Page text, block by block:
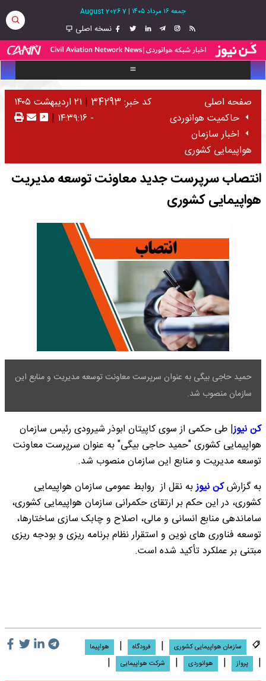
جمعه ۱۶ مرداد ۱۴۰۵ |
7 August 2026
نسخه اصلی
صفحه اصلی
حاکمیت هوانوردی
اخبار سازمان
هواپیمایی کشوری
کد خبر: 34293 |
۲۱ اردیبهشت ۱۴۰۵
- ۱۴:۳۹:۱۶
|
انتصاب سرپرست جدید معاونت توسعه مدیریت
هواپیمایی کشوری
حمید حاجی‌ بیگی به عنوان سرپرست معاونت توسعه مدیریت و منابع این
سازمان منصوب شد.
کن نیوز| طی حکمی از سوی کاپیتان ابوذر شیرودی رئیس سازمان
هواپیمایی کشوری "حمید حاجی بیگی" به عنوان سرپرست معاونت
توسعه مدیریت و منابع این سازمان منصوب شد.
به گزارشکن نیوزبه نقل از روابط عمومی سازمان هواپیمایی
کشوری، در این حکم بر ارتقای حکمرانی سازمان هواپیمایی کشوری،
ساماندهی منابع انسانی و مالی، اصلاح و چابک سازی ساختارها،
توسعه فناوری های نوین و استقرار نظام برنامه ریزی و بودجه ریزی
مبتنی بر عملکرد تأکید شده است.
سازمان هواپیمایی کشوری | فرودگاه | هواپیما
| پرواز | هوانوردی | شرکت هواپیمایی
|